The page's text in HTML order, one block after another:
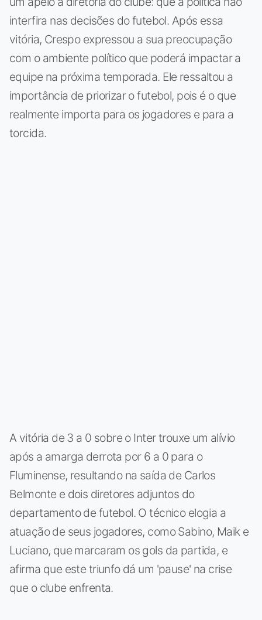
interfira nas decisões do futebol. Após essa
vitória, Crespo expressou a sua preocupação
com o ambiente político que poderá impactar a
equipe na próxima temporada. Ele ressaltou a
importância de priorizar o futebol, pois é o que
realmente importa para os jogadores e para a
torcida.
A vitória de 3 a 0 sobre o Inter trouxe um alívio
após a amarga derrota por 6 a 0 para o
Fluminense, resultando na saída de Carlos
Belmonte e dois diretores adjuntos do
departamento de futebol. O técnico elogia a
atuação de seus jogadores, como Sabino, Maik e
Luciano, que marcaram os gols da partida, e
afirma que este triunfo dá um 'pause' na crise
que o clube enfrenta.